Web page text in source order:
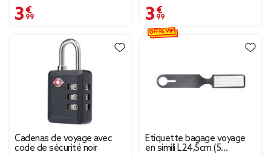
3,99 € 3,99 €
Cadenas de voyage avec
code de sécurité noir
Étiquette bagage voyage
en simili L24,5cm (5
OFFRE VIP